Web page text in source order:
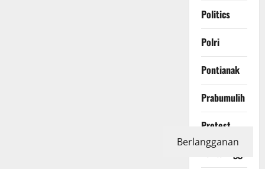
Politics
Polri
Pontianak
Prabumulih
Protest
Berlangganan